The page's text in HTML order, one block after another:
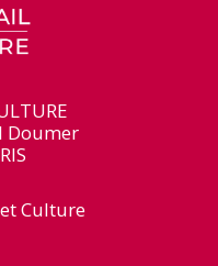
Doumer
Culture